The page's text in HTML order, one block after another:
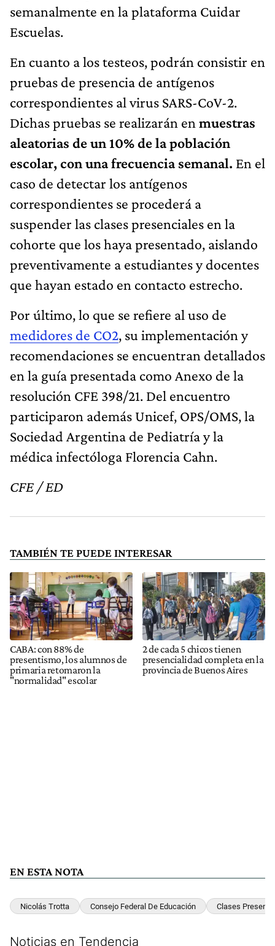
semanalmente en la plataforma Cuidar
Escuelas.
En cuanto a los testeos, podrán consistir en
pruebas de presencia de antígenos
correspondientes al virus SARS-CoV-2.
Dichas pruebas se realizarán en muestras
aleatorias de un 10% de la población
escolar, con una frecuencia semanal. En el
caso de detectar los antígenos
correspondientes se procederá a
suspender las clases presenciales en la
cohorte que los haya presentado, aislando
preventivamente a estudiantes y docentes
que hayan estado en contacto estrecho.
Por último, lo que se refiere al uso de
medidores de CO2, su implementación y
recomendaciones se encuentran detallados
en la guía presentada como Anexo de la
resolución CFE 398/21. Del encuentro
participaron además Unicef, OPS/OMS, la
Sociedad Argentina de Pediatría y la
médica infectóloga Florencia Cahn.
CFE / ED
TAMBIÉN TE PUEDE INTERESAR
CABA: con 88% de
presentismo, los alumnos de
primaria retomaron la
"normalidad" escolar
2 de cada 5 chicos tienen
presencialidad completa en la
provincia de Buenos Aires
EN ESTA NOTA
Nicolás Trotta Consejo Federal De Educación Clases
Noticias en Tendencia